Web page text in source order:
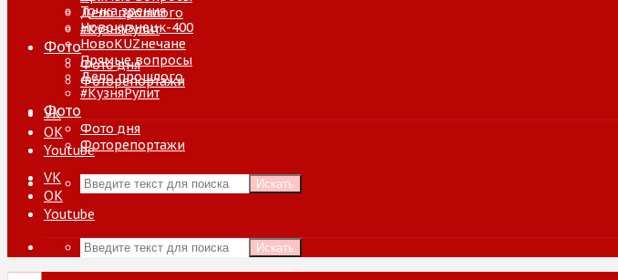
Дело прошлого
#КузняРулит
Фото
Фото дня
Фоторепортажи
VK
ОК
Youtube
Искать
Точка зрения
Новокузнецк-400
НовоKUZнечане
Прямые вопросы
Дело прошлого
#КузняРулит
Фото
Фото дня
Фоторепортажи
VK
ОК
Youtube
Искать